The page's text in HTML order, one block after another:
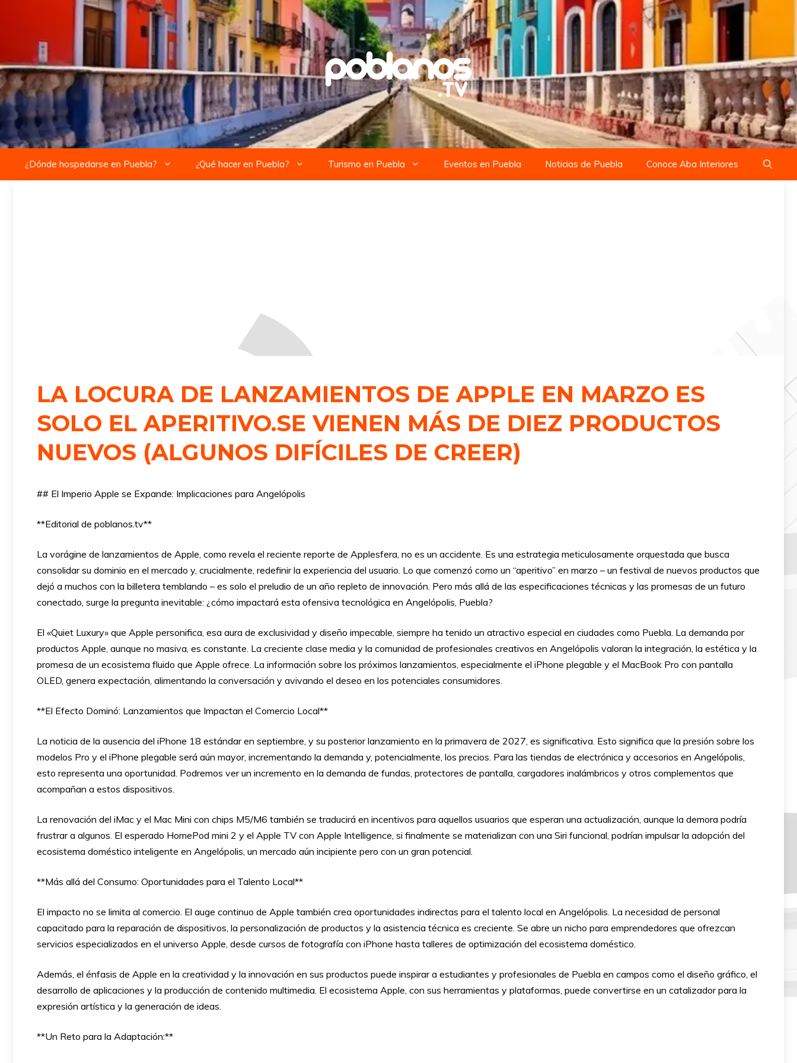
contenido
¿Dónde hospedarse en Puebla? ¿Qué hacer en Puebla? Turismo en Puebla Eventos en Puebla Noticias de Puebla Conoce Aba Interiores
LA LOCURA DE LANZAMIENTOS DE APPLE EN MARZO ES
SOLO EL APERITIVO.SE VIENEN MÁS DE DIEZ PRODUCTOS
NUEVOS (ALGUNOS DIFÍCILES DE CREER)
## El Imperio Apple se Expande: Implicaciones para Angelópolis
**Editorial de poblanos.tv**
La vorágine de lanzamientos de Apple, como revela el reciente reporte de Applesfera, no es un accidente. Es una estrategia meticulosamente orquestada que busca
consolidar su dominio en el mercado y, crucialmente, redefinir la experiencia del usuario. Lo que comenzó como un “aperitivo” en marzo – un festival de nuevos productos que
dejó a muchos con la billetera temblando – es solo el preludio de un año repleto de innovación. Pero más allá de las especificaciones técnicas y las promesas de un futuro
conectado, surge la pregunta inevitable: ¿cómo impactará esta ofensiva tecnológica en Angelópolis, Puebla?
El «Quiet Luxury» que Apple personifica, esa aura de exclusividad y diseño impecable, siempre ha tenido un atractivo especial en ciudades como Puebla. La demanda por
productos Apple, aunque no masiva, es constante. La creciente clase media y la comunidad de profesionales creativos en Angelópolis valoran la integración, la estética y la
promesa de un ecosistema fluido que Apple ofrece. La información sobre los próximos lanzamientos, especialmente el iPhone plegable y el MacBook Pro con pantalla
OLED, genera expectación, alimentando la conversación y avivando el deseo en los potenciales consumidores.
**El Efecto Dominó: Lanzamientos que Impactan el Comercio Local**
La noticia de la ausencia del iPhone 18 estándar en septiembre, y su posterior lanzamiento en la primavera de 2027, es significativa. Esto significa que la presión sobre los
modelos Pro y el iPhone plegable será aún mayor, incrementando la demanda y, potencialmente, los precios. Para las tiendas de electrónica y accesorios en Angelópolis,
esto representa una oportunidad. Podremos ver un incremento en la demanda de fundas, protectores de pantalla, cargadores inalámbricos y otros complementos que
acompañan a estos dispositivos.
La renovación del iMac y el Mac Mini con chips M5/M6 también se traducirá en incentivos para aquellos usuarios que esperan una actualización, aunque la demora podría
frustrar a algunos. El esperado HomePod mini 2 y el Apple TV con Apple Intelligence, si finalmente se materializan con una Siri funcional, podrían impulsar la adopción del
ecosistema doméstico inteligente en Angelópolis, un mercado aún incipiente pero con un gran potencial.
**Más allá del Consumo: Oportunidades para el Talento Local**
El impacto no se limita al comercio. El auge continuo de Apple también crea oportunidades indirectas para el talento local en Angelópolis. La necesidad de personal
capacitado para la reparación de dispositivos, la personalización de productos y la asistencia técnica es creciente. Se abre un nicho para emprendedores que ofrezcan
servicios especializados en el universo Apple, desde cursos de fotografía con iPhone hasta talleres de optimización del ecosistema doméstico.
Además, el énfasis de Apple en la creatividad y la innovación en sus productos puede inspirar a estudiantes y profesionales de Puebla en campos como el diseño gráfico, el
desarrollo de aplicaciones y la producción de contenido multimedia. El ecosistema Apple, con sus herramientas y plataformas, puede convertirse en un catalizador para la
expresión artística y la generación de ideas.
**Un Reto para la Adaptación:**